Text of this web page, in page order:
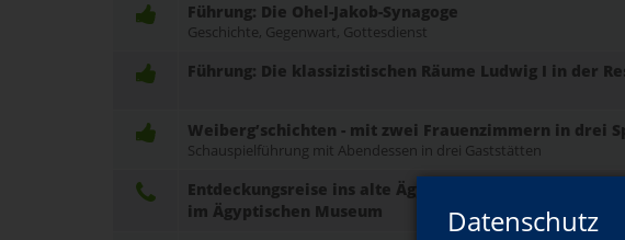
Datenschutz
Führung: Die Ohel-Jakob-Synagoge
Geschichte, Gegenwart, Gottesdienst
Führung: Die klassizistischen Räume Ludwig I in der
Weiberg’schichten - mit zwei Frauenzimmern in drei
Schauspielführung mit Abendessen in drei Gaststätten
Entdeckungsreise ins alte Ägypten - Familienführung
im Ägyptischen Museum